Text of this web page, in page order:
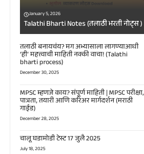
January 5, 2026
Talathi Bharti Notes (तलाठी भरती नोट्स )
तलाठी बनायचंय? मग अभ्यासाला लागण्याआधी
‘ही’ महत्त्वाची माहिती नक्की वाचा! (Talathi
bharti process)
December 30, 2025
MPSC म्हणजे काय? संपूर्ण माहिती | MPSC परीक्षा,
पात्रता, तयारी आणि करिअर मार्गदर्शन (मराठी
गाईड)
December 28, 2025
चालू घडामोडी टेस्ट 17 जुलै 2025
July 18, 2025